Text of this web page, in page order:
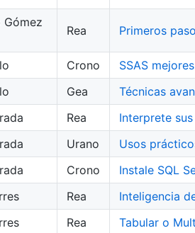
Gómez
Rea Primeros
Crono
SSAS
Gea
Técnicas
Rea
Interprete
Urano
Usos
Crono
Instale SQL
Rea
Inteligencia
Rea
Tabular o